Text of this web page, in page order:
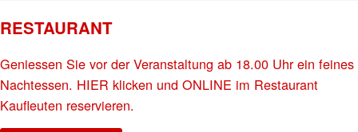
RESTAURANT
Geniessen Sie vor der Veranstaltung ab 18.00 Uhr ein feines
Nachtessen. HIER klicken und ONLINE im Restaurant
Kaufleuten reservieren.